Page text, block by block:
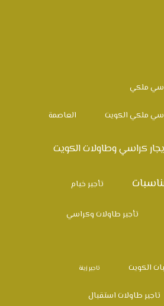
ملكي
ملكي الكويت العاصمة
كراسي وطاولات الكويت
تأجير خيام
تأجير طاولات وكراسي
الكويت تاجير زينة
تاجير طاولات استقبال